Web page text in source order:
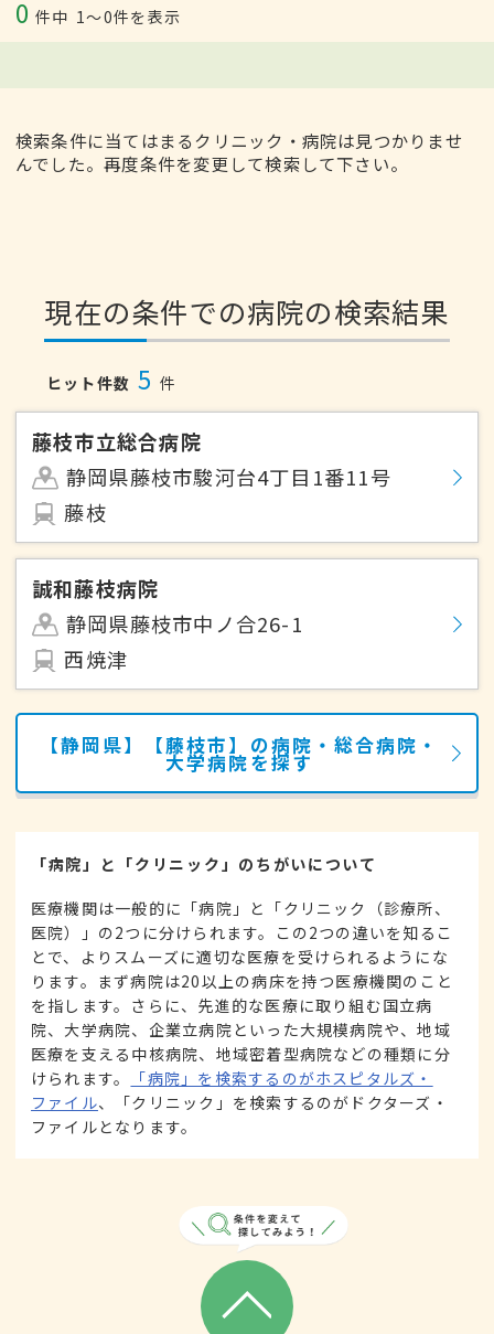
0 件中 1〜0件を表示
検索条件に当てはまるクリニック・病院は見つかりませ
んでした。再度条件を変更して検索して下さい。
現在の条件での病院の検索結果
ヒット件数 5 件
藤枝市立総合病院
静岡県藤枝市駿河台4丁目1番11号
藤枝
誠和藤枝病院
静岡県藤枝市中ノ合26-1
西焼津
【静岡県】【藤枝市】の病院・総合病院・
大学病院を探す
「病院」と「クリニック」のちがいについて
医療機関は一般的に「病院」と「クリニック（診療所、
医院）」の2つに分けられます。この2つの違いを知るこ
とで、よりスムーズに適切な医療を受けられるようにな
ります。まず病院は20以上の病床を持つ医療機関のこと
を指します。さらに、先進的な医療に取り組む国立病
院、大学病院、企業立病院といった大規模病院や、地域
医療を支える中核病院、地域密着型病院などの種類に分
けられます。
「病院」を検索するのがホスピタルズ・
ファイル、「クリニック」を検索するのがドクターズ・
ファイルとなります。